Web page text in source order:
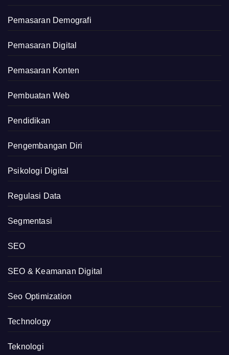
Pemasaran Demografi
Pemasaran Digital
Pemasaran Konten
Pembuatan Web
Pendidikan
Pengembangan Diri
Psikologi Digital
Regulasi Data
Segmentasi
SEO
SEO & Keamanan Digital
Seo Optimization
Technology
Teknologi